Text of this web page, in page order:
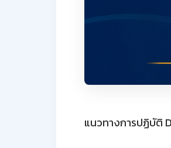
แนวทางการปฏิบัติ